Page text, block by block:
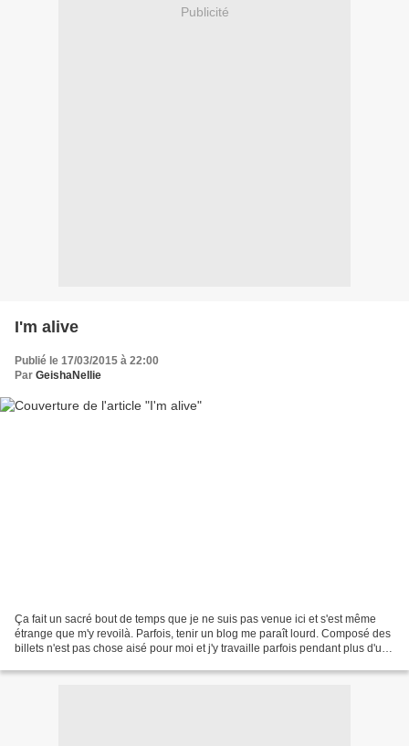
Publicité
I'm alive
Publié le 17/03/2015 à 22:00
Par GeishaNellie
Ça fait un sacré bout de temps que je ne suis pas venue ici et s'est même
étrange que m'y revoilà. Parfois, tenir un blog me paraît lourd. Composé des
billets n'est pas chose aisé pour moi et j'y travaille parfois pendant plus d'une